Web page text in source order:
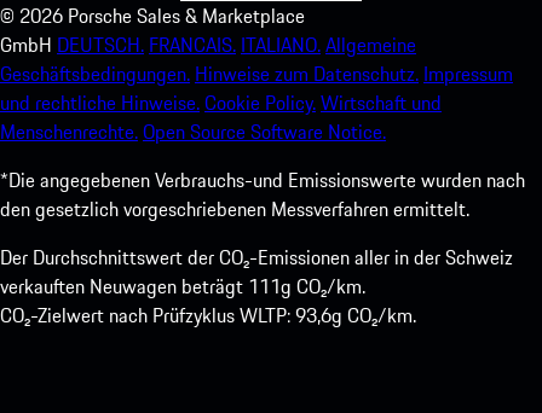
© 2026 Porsche Sales & Marketplace
GmbH DEUTSCH. FRANCAIS. ITALIANO.Allgemeine
Geschäftsbedingungen. Hinweise zum Datenschutz. Impressum
und rechtliche Hinweise.Cookie Policy.Wirtschaft und
Menschenrechte.Open Source Software Notice.
*Die angegebenen Verbrauchs-und Emissionswerte wurden nach
den gesetzlich vorgeschriebenen Messverfahren ermittelt.
Der Durchschnittswert der CO₂-Emissionen aller in der Schweiz
verkauften Neuwagen beträgt 111g CO₂/km.
CO₂-Zielwert nach Prüfzyklus WLTP: 93,6g CO₂/km.